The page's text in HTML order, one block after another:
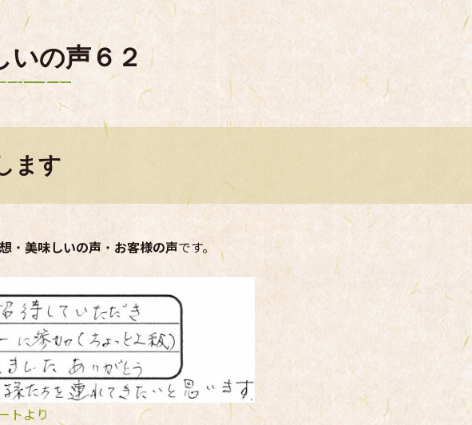
いの声６２
ます
・ 美味しいの声・お客様の声です。
トより